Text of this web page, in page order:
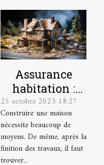
Assurance
habitation :
quelles sont les
garanties ?
25 octobre 2023 18:27
Construire une maison
nécessite beaucoup de
moyens. De même, après la
finition des travaux, il faut
trouver...